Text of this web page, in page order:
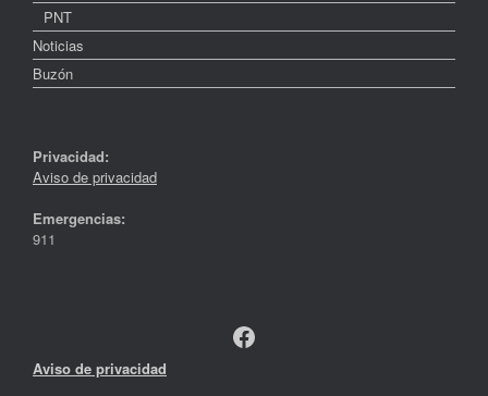
PNT
Noticias
Buzón
Privacidad:
Aviso de privacidad
Emergencias:
911
Facebook
Aviso de privacidad